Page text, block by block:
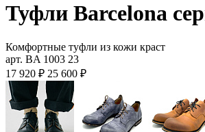
Туфли Barcelona
Комфортные туфли из кожи краст
арт. BA 1003 23
17 920 ₽ 25 600 ₽